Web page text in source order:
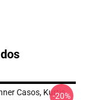
Casos, Kurtis
-20%